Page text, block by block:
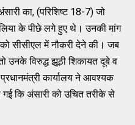
का, (परिशिष्ट 18-7) जो
के पीछे लगे हुए थे। उनकी मांग
को सीसीएल में नौकरी देने की। जब
उनके विरुद्ध झूठी शिकायत दूबे व
कार्यालय ने आवश्यक
कि अंसारी को उचित तरीके से